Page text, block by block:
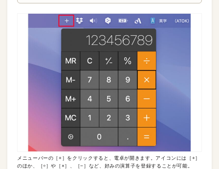
メニューバーの［+］をクリックすると、電卓が開きます。アイコンには［+］
のほか、［÷］や［×］、［−］など、好みの演算子を登録することが可能。